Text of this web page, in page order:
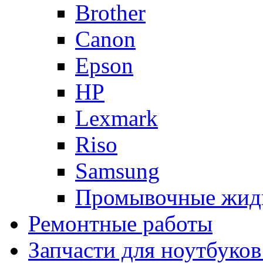
Brother
Canon
Epson
HP
Lexmark
Riso
Samsung
Промывочные
Ремонтные работы
Запчасти для